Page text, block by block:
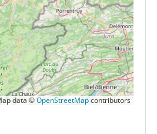
data ©OpenStreetMapcontributors